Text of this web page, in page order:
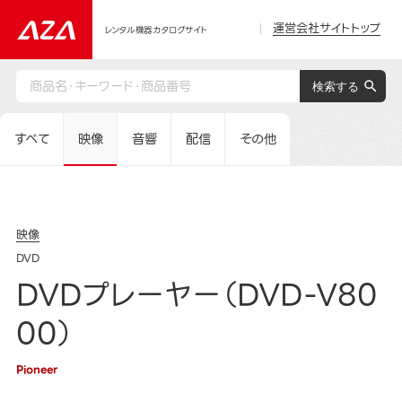
レンタル機器カタログサイト 運営会社サイトトップ
すべて 映像 音響 配信 その他
映像
DVD
DVDプレーヤー（DVD-V80
00）
Pioneer